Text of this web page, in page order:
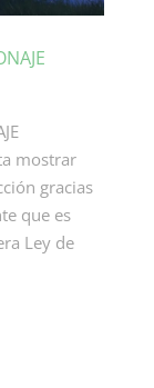
mostrar
gracias
que es
Ley de